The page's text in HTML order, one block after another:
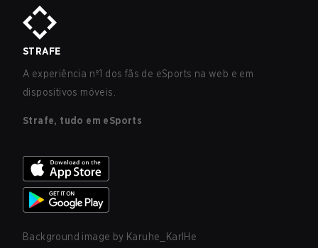
STRAFE
A experiência nº1 dos fãs de eSports na web e em
dispositivos móveis.
Strafe, tudo em eSports
Background image by Karuhe_KarlHe